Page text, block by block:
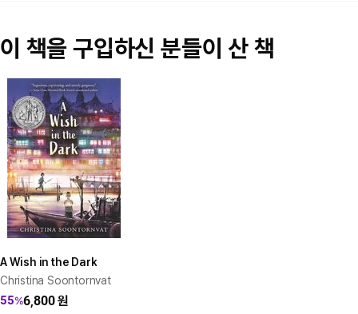
이 책을 구입하신 분들이 산 책
A Wish in the Dark
Christina Soontornvat
55%6,800원